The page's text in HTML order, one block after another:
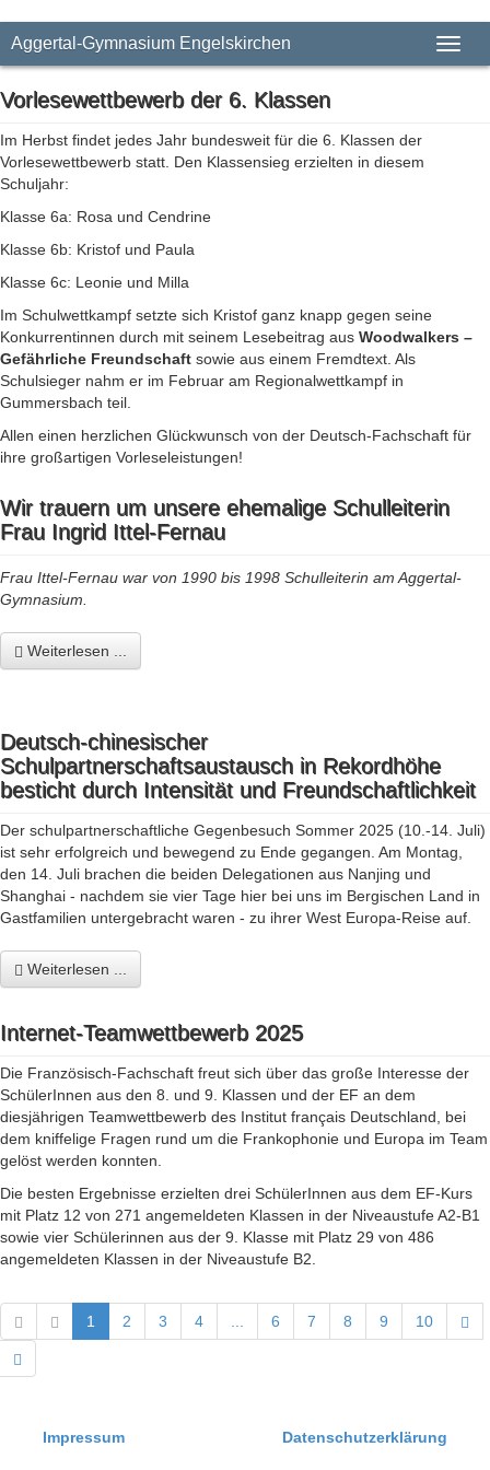
Aggertal-Gymnasium Engelskirchen
Vorlesewettbewerb der 6. Klassen
Im Herbst findet jedes Jahr bundesweit für die 6. Klassen der
Vorlesewettbewerb statt. Den Klassensieg erzielten in diesem
Schuljahr:
Klasse 6a: Rosa und Cendrine
Klasse 6b: Kristof und Paula
Klasse 6c: Leonie und Milla
Im Schulwettkampf setzte sich Kristof ganz knapp gegen seine
Konkurrentinnen durch mit seinem Lesebeitrag aus Woodwalkers –
Gefährliche Freundschaft sowie aus einem Fremdtext. Als
Schulsieger nahm er im Februar am Regionalwettkampf in
Gummersbach teil.
Allen einen herzlichen Glückwunsch von der Deutsch-Fachschaft für
ihre großartigen Vorleseleistungen!
Wir trauern um unsere ehemalige Schulleiterin
Frau Ingrid Ittel-Fernau
Frau Ittel-Fernau war von 1990 bis 1998 Schulleiterin am Aggertal-
Gymnasium.
Weiterlesen ...
Deutsch-chinesischer
Schulpartnerschaftsaustausch in Rekordhöhe
besticht durch Intensität und Freundschaftlichkeit
Der schulpartnerschaftliche Gegenbesuch Sommer 2025 (10.-14. Juli)
ist sehr erfolgreich und bewegend zu Ende gegangen. Am Montag,
den 14. Juli brachen die beiden Delegationen aus Nanjing und
Shanghai - nachdem sie vier Tage hier bei uns im Bergischen Land in
Gastfamilien untergebracht waren - zu ihrer West Europa-Reise auf.
Weiterlesen ...
Internet-Teamwettbewerb 2025
Die Französisch-Fachschaft freut sich über das große Interesse der
SchülerInnen aus den 8. und 9. Klassen und der EF an dem
diesjährigen Teamwettbewerb des Institut français Deutschland, bei
dem kniffelige Fragen rund um die Frankophonie und Europa im Team
gelöst werden konnten.
Die besten Ergebnisse erzielten drei SchülerInnen aus dem EF-Kurs
mit Platz 12 von 271 angemeldeten Klassen in der Niveaustufe A2-B1
sowie vier Schülerinnen aus der 9. Klasse mit Platz 29 von 486
angemeldeten Klassen in der Niveaustufe B2.
1 2 3 4 6 7 8 9 10
Impressum Datenschutzerklärung